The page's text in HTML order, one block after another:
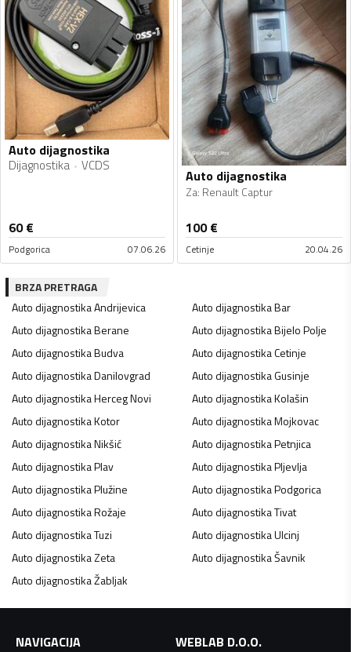
Auto dijagnostika
Dijagnostika VCDS
60€
Podgorica 07.06.26
Auto dijagnostika
Za: Renault Captur
100€
Cetinje 20.04.26
BRZA PRETRAGA
Auto dijagnostikaAndrijevica Auto dijagnostikaBar
Auto dijagnostikaBerane Auto dijagnostikaBijelo Polje
Auto dijagnostikaBudva Auto dijagnostikaCetinje
Auto dijagnostikaDanilovgrad Auto dijagnostikaGusinje
Auto dijagnostikaHerceg Novi Auto dijagnostikaKolašin
Auto dijagnostikaKotor Auto dijagnostikaMojkovac
Auto dijagnostikaNikšić Auto dijagnostikaPetnjica
Auto dijagnostikaPlav Auto dijagnostikaPljevlja
Auto dijagnostikaPlužine Auto dijagnostikaPodgorica
Auto dijagnostikaRožaje Auto dijagnostikaTivat
Auto dijagnostikaTuzi Auto dijagnostikaUlcinj
Auto dijagnostikaZeta Auto dijagnostikaŠavnik
Auto dijagnostikaŽabljak
NAVIGACIJA
WEBLAB D.O.O.